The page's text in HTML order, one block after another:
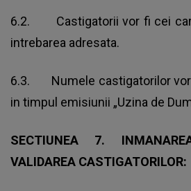
6.2. Castigatorii vor fi cei
intrebarea adresata.
6.3. Numele castigatorilor vor
in timpul emisiunii „Uzina de
SECTIUNEA 7.
VALIDAREA CASTIGATORILOR: